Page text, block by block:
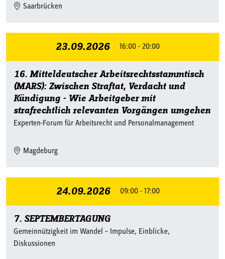
Saarbrücken
23.09.2026 16:00 - 20:00
16. Mitteldeutscher Arbeitsrechtsstammtisch
(MARS): Zwischen Straftat, Verdacht und
Kündigung - Wie Arbeitgeber mit
strafrechtlich relevanten Vorgängen umgehen
Experten-Forum für Arbeitsrecht und Personalmanagement
Magdeburg
24.09.2026 09:00 - 17:00
7. SEPTEMBERTAGUNG
Gemeinnützigkeit im Wandel – Impulse, Einblicke,
Diskussionen